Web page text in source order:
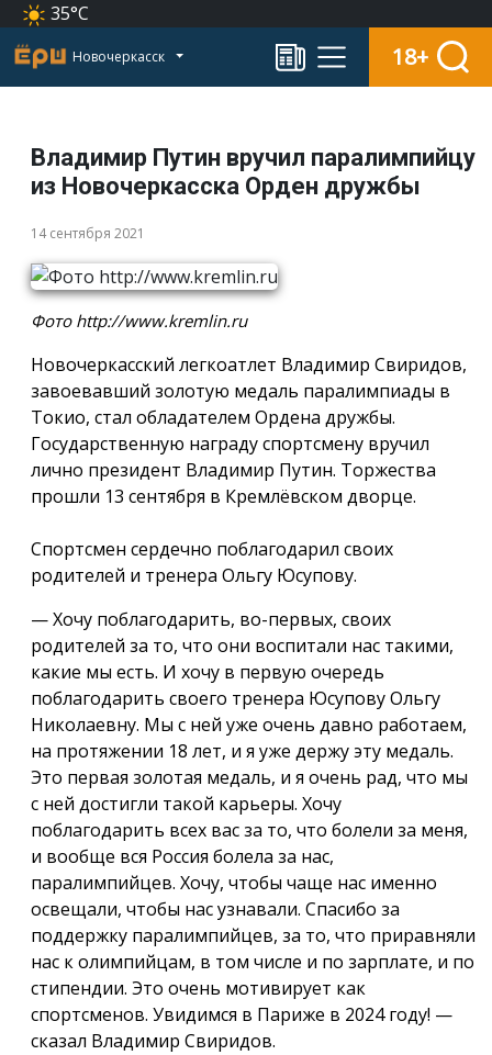
35°C
Новочеркасск 18+
Владимир Путин вручил паралимпийцу
из Новочеркасска Орден дружбы
14 сентября 2021
Фото http://www.kremlin.ru
Новочеркасский легкоатлет Владимир Свиридов,
завоевавший золотую медаль паралимпиады в
Токио, стал обладателем Ордена дружбы.
Государственную награду спортсмену вручил
лично президент Владимир Путин. Торжества
прошли 13 сентября в Кремлёвском дворце.
Спортсмен сердечно поблагодарил своих
родителей и тренера Ольгу Юсупову.
— Хочу поблагодарить, во-первых, своих
родителей за то, что они воспитали нас такими,
какие мы есть. И хочу в первую очередь
поблагодарить своего тренера Юсупову Ольгу
Николаевну. Мы с ней уже очень давно работаем,
на протяжении 18 лет, и я уже держу эту медаль.
Это первая золотая медаль, и я очень рад, что мы
с ней достигли такой карьеры. Хочу
поблагодарить всех вас за то, что болели за меня,
и вообще вся Россия болела за нас,
паралимпийцев. Хочу, чтобы чаще нас именно
освещали, чтобы нас узнавали. Спасибо за
поддержку паралимпийцев, за то, что приравняли
нас к олимпийцам, в том числе и по зарплате, и по
стипендии. Это очень мотивирует как
спортсменов. Увидимся в Париже в 2024 году! —
сказал Владимир Свиридов.